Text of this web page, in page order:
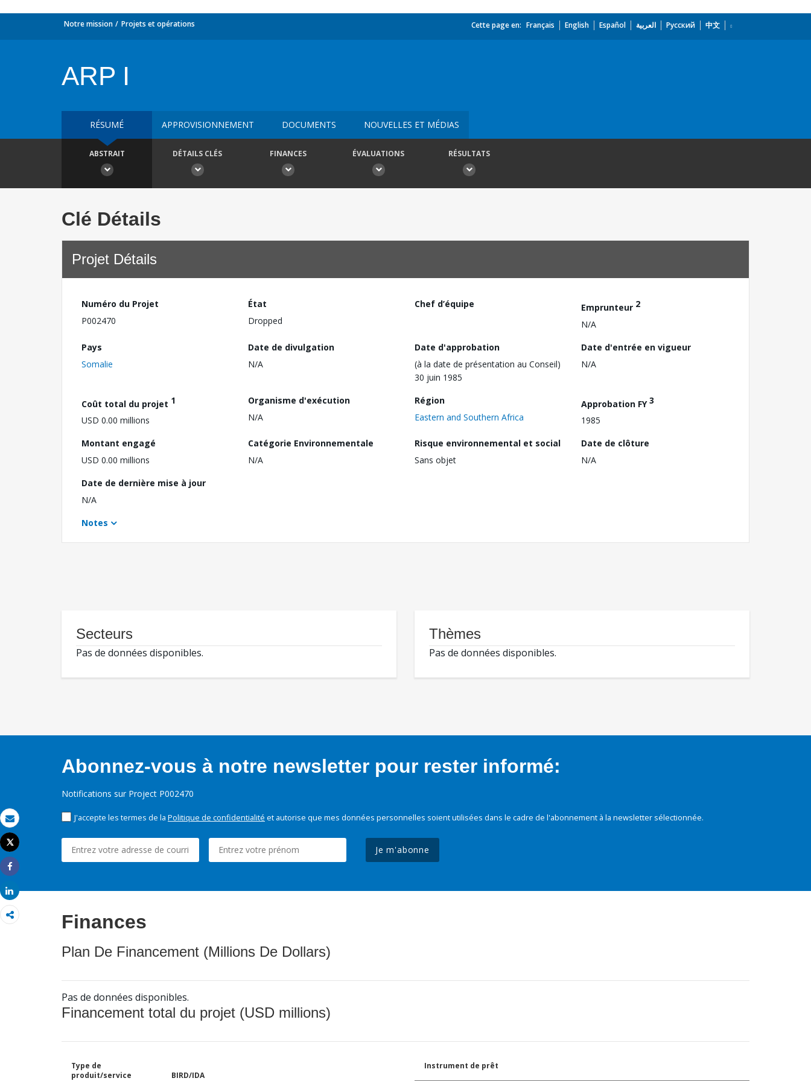
Email
Imprimer
Tweet
Share
Share
Notre mission Projets et opérations Cette page en: Français English Español العربية Русский 中文
ARP I
RÉSUMÉ APPROVISIONNEMENT DOCUMENTS NOUVELLES ET MÉDIAS
ABSTRAIT DÉTAILS CLÉS FINANCES ÉVALUATIONS RÉSULTATS
Clé Détails
Projet Détails
Numéro du Projet
P002470
État
Dropped
Chef d’équipe Emprunteur 2
N/A
Pays
Somalie
Date de divulgation
N/A
Date d'approbation
(à la date de présentation au Conseil)
30 juin 1985
Date d'entrée en vigueur
N/A
Coût total du projet 1
USD 0.00 millions
Organisme d'exécution
N/A
Région
Eastern and Southern Africa
Approbation FY3
1985
Montant engagé
USD 0.00 millions
Catégorie Environnementale
N/A
Risque environnemental et social
Sans objet
Date de clôture
N/A
Date de dernière mise à jour
N/A
Notes
Secteurs
Pas de données disponibles.
Thèmes
Pas de données disponibles.
Abonnez-vous à notre newsletter pour rester informé:
Notifications sur Project P002470
J'accepte les termes de la Politique de confidentialité et autorise que mes données personnelles soient utilisées dans le cadre de l'abonnement à la newsletter sélectionnée.
Je m'abonne
Finances
Plan De Financement (Millions De Dollars)
Pas de données disponibles.
Financement total du projet (USD millions)
Type de
produit/service
BIRD/IDA
Instrument de prêt